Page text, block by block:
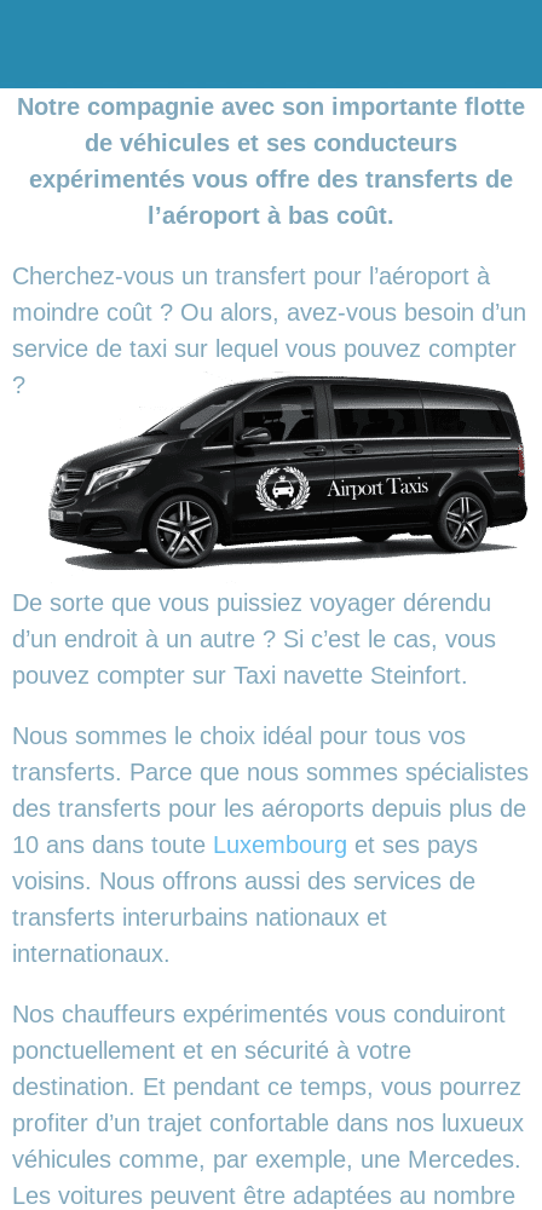
Notre compagnie avec son importante flotte
de véhicules et ses conducteurs
expérimentés vous offre des transferts de
l’aéroport à bas coût.
Cherchez-vous un transfert pour l’aéroport à
moindre coût ? Ou alors, avez-vous besoin d’un
service de taxi sur lequel vous pouvez compter
?
De sorte que vous puissiez voyager dérendu
d’un endroit à un autre ? Si c’est le cas, vous
pouvez compter sur Taxi navette Steinfort.
Nous sommes le choix idéal pour tous vos
transferts. Parce que nous sommes spécialistes
des transferts pour les aéroports depuis plus de
10 ans dans toute Luxembourg et ses pays
voisins. Nous offrons aussi des services de
transferts interurbains nationaux et
internationaux.
Nos chauffeurs expérimentés vous conduiront
ponctuellement et en sécurité à votre
destination. Et pendant ce temps, vous pourrez
profiter d’un trajet confortable dans nos luxueux
véhicules comme, par exemple, une Mercedes.
Les voitures peuvent être adaptées au nombre